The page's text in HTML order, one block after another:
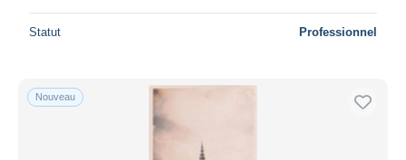
Statut Professionnel
Nouveau